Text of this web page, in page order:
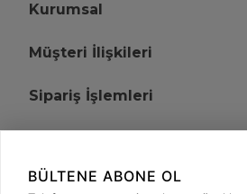
Kurumsal
Müşteri İlişkileri
Sipariş İşlemleri
+90 (850) 473
BÜLTENE ABONE OL